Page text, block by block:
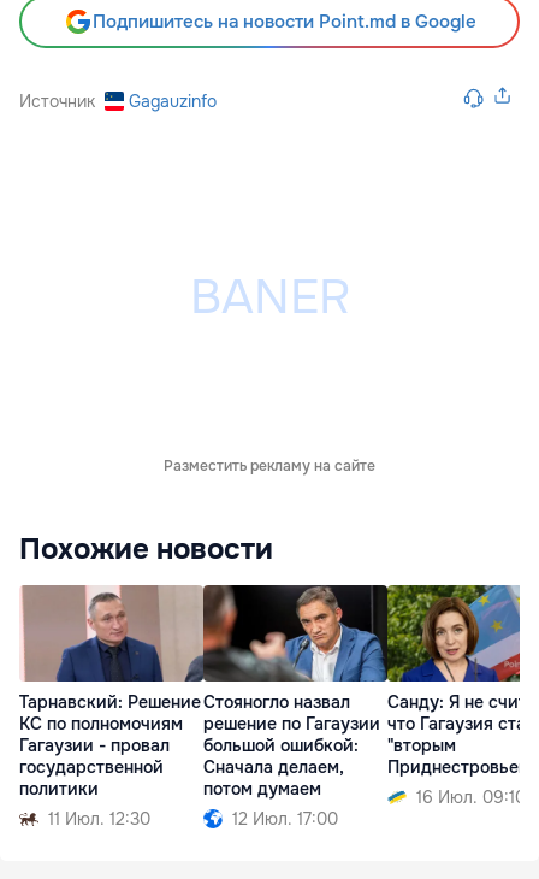
Подпишитесь на новости Point.md в Google
Источник Gagauzinfo
Разместить рекламу на сайте
Похожие новости
Тарнавский: Решение
КС по полномочиям
Гагаузии - провал
государственной
политики
11 Июл. 12:30
Стояногло назвал
решение по Гагаузии
большой ошибкой:
Сначала делаем,
потом думаем
12 Июл. 17:00
Санду: Я не
что Гагаузия
"вторым
Приднестровьем"
16 Июл. 09:10